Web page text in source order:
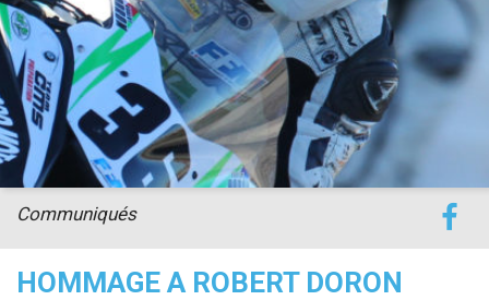
HOMMAGE A ROBERT DORON
Communiqués